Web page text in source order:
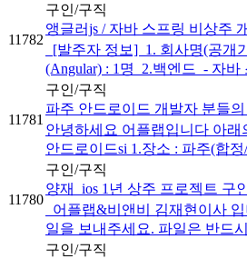
11782
구인/구직
앵글러js / 자바 스프링 비상주
[발주자 정보] ​ 1. 회사명(공개
(Angular) : 1명 ​ 2.백엔드 ​ - 자바
11781
구인/구직
파주 안드로이드 개발자 분들
안녕하세요 어플랩입니다 아
안드로이드si 1.장소 : 파주(합
11780
구인/구직
양재_ios 1년 상주 프로젝트 구
어플랩&비앤비 김재현이사
일을 보내주세요. 파일은 반드
구인/구직